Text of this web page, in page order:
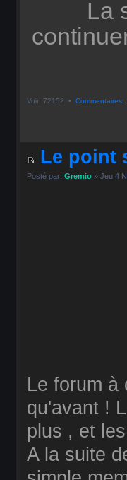
La
Voir: 72152 • Commentaires:
Le point
Posté par: Gremio» Jeu 4
Le forum à
qu'avant !
plus , et
A la suite